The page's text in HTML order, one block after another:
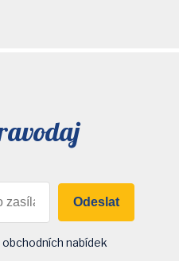
Odeslat
nabídek